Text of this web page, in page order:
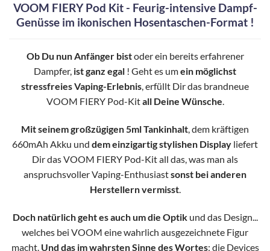
VOOM FIERY Pod Kit - Feurig-intensive Dampf-
Genüsse im ikonischen Hosentaschen-Format !
Ob Du nun Anfänger bistoder ein bereits erfahrener
Dampfer, ist ganz egal ! Geht es umein möglichst
stressfreies Vaping-Erlebnis, erfüllt Dir das brandneue
VOOM FIERY Pod-Kitall Deine Wünsche.
Mit seinem großzügigen 5ml Tankinhalt, dem kräftigen
660mAh Akku und dem einzigartig stylishen Display liefert
Dir das VOOM FIERY Pod-Kit all das, was man als
anspruchsvoller Vaping-Enthusiastsonst bei anderen
Herstellern vermisst.
Doch natürlich geht es auch um die Optikund das Design...
welches bei VOOM eine wahrlich ausgezeichnete Figur
macht. Und das im wahrsten Sinne des Wortes: die Devices